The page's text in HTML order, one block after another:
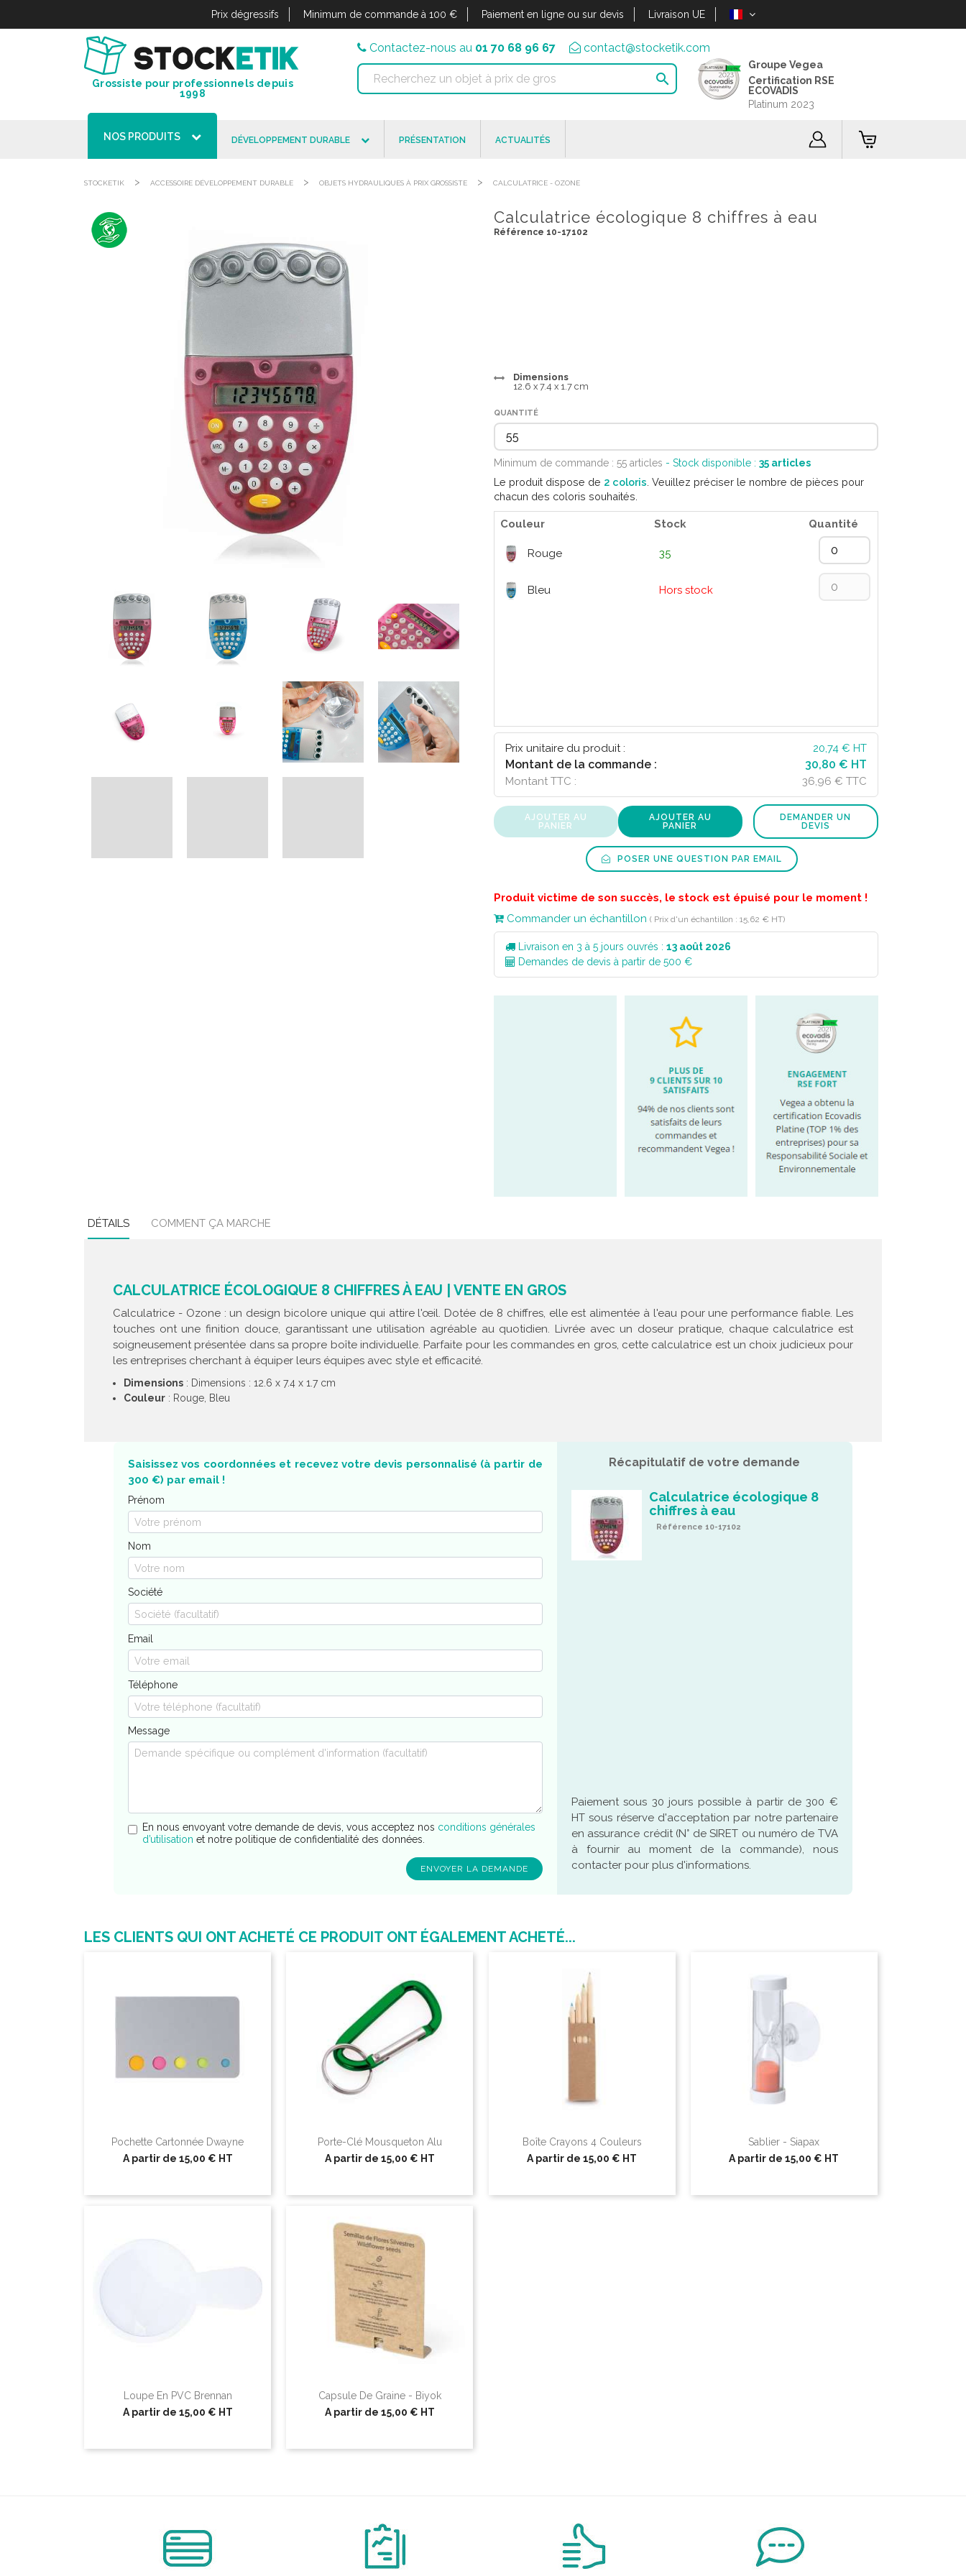
Prix dégressifs Minimum de commande à 100 € Paiement en ligne ou sur devis Livraison UE
Grossiste pour professionnels depuis
1998
Contactez-nous au 01 70 68 96 67 contact@stocketik.com

Groupe Vegea
Certification RSE
ECOVADIS
Platinum 2023
NOS PRODUITS DÉVELOPPEMENT DURABLE PRÉSENTATION ACTUALITÉS
STOCKETIK > ACCESSOIRE DÉVELOPPEMENT DURABLE > OBJETS HYDRAULIQUES À PRIX GROSSISTE > CALCULATRICE - OZONE
Calculatrice écologique 8 chiffres à eau
Référence 10-17102
Dimensions
12.6 x 7.4 x 1.7 cm
QUANTITÉ
Minimum de commande : 55 articles - Stock disponible : 35 articles
Le produit dispose de 2 coloris . Veuillez préciser le nombre de pièces pour
chacun des coloris souhaités.
Couleur Stock Quantité
Rouge 35
Bleu Hors stock
Prix unitaire du produit : 20,74 € HT
Montant de la commande : 30,80 € HT
Montant TTC : 36,96 € TTC
AJOUTER AU
PANIER
AJOUTER AU
PANIER
DEMANDER UN
DEVIS
POSER UNE QUESTION PAR EMAIL
Produit victime de son succès, le stock est épuisé pour le moment !
Commander un échantillon ( Prix d'un échantillon : 15,62 € HT)
Livraison en 3 à 5 jours ouvrés : 13 août 2026
Demandes de devis à partir de 500 €
DÉTAILS COMMENT ÇA MARCHE
CALCULATRICE ÉCOLOGIQUE 8 CHIFFRES À EAU | VENTE EN GROS
Calculatrice - Ozone : un design bicolore unique qui attire l'œil. Dotée de 8 chiffres, elle est alimentée à l'eau pour une performance fiable. Les
touches ont une finition douce, garantissant une utilisation agréable au quotidien. Livrée avec un doseur pratique, chaque calculatrice est
soigneusement présentée dans sa propre boîte individuelle. Parfaite pour les commandes en gros, cette calculatrice est un choix judicieux pour
les entreprises cherchant à équiper leurs équipes avec style et efficacité.
Dimensions : Dimensions : 12.6 x 7.4 x 1.7 cm
Couleur : Rouge, Bleu
Saisissez vos coordonnées et recevez votre devis personnalisé (à partir de
300 €) par email !
Prénom
Nom
Société
Email
Téléphone
Message
En nous envoyant votre demande de devis, vous acceptez nos conditions générales
d’utilisation et notre politique de confidentialité des données.
Récapitulatif de votre demande
Calculatrice écologique 8
chiffres à eau
Référence 10-17102
Paiement sous 30 jours possible à partir de 300 €
HT sous réserve d'acceptation par notre partenaire
en assurance crédit (N° de SIRET ou numéro de TVA
à fournir au moment de la commande), nous
contacter pour plus d'informations.
LES CLIENTS QUI ONT ACHETÉ CE PRODUIT ONT ÉGALEMENT ACHETÉ...
Pochette Cartonnée Dwayne
A partir de 15,00 € HT
Porte-Clé Mousqueton Alu
A partir de 15,00 € HT
Boîte Crayons 4 Couleurs
A partir de 15,00 € HT
Sablier - Siapax
A partir de15,00 € HT
Loupe En PVC Brennan
A partir de 15,00 € HT
Capsule De Graine - Biyok
A partir de 15,00 € HT